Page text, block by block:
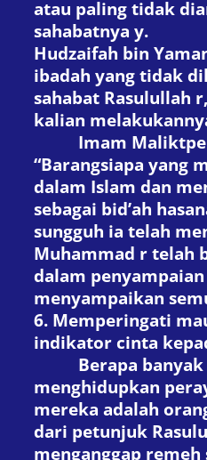
atau paling tidak
sahabatnya y.
Hudzaifah bin
ibadah yang tidak
sahabat Rasulullah r
kalian
Imam Malikt
“Barangsiapa yang
dalam Islam dan
sebagai bid’ah
sungguh ia telah
Muhammad r telah
dalam
menyampaikan
6. Memperingati
indikator cinta
Berapa banyak
menghidupkan
mereka adalah
dari petunjuk
menganggap remeh